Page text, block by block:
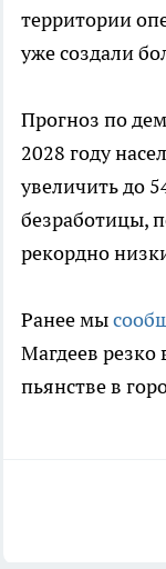
территории
уже создали
Прогноз по
2028 году
увеличить до
безработицы,
рекордно
Ранее мы
Магдеев резко
пьянстве в